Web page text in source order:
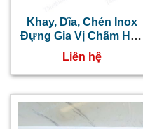
Khay, Dĩa, Chén Inox
Đựng Gia Vị Chấm Hàn
Quốc 1,2,3,4 Ngăn Vàng
Liên hệ